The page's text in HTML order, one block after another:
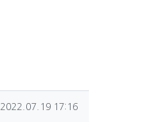
작성일
2022.07.19 17:16